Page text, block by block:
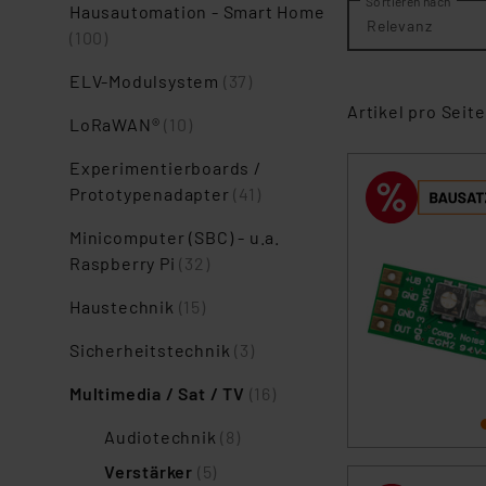
Hausautomation - Smart Home
(100)
ELV-Modulsystem (37)
LoRaWAN®(10)
Experimentierboards /
Prototypenadapter(41)
Minicomputer (SBC) - u.a.
Raspberry Pi(32)
Haustechnik (15)
Sicherheitstechnik(3)
Multimedia / Sat / TV (16)
Audiotechnik(8)
Verstärker (5)
Relevanz
Artikel pro